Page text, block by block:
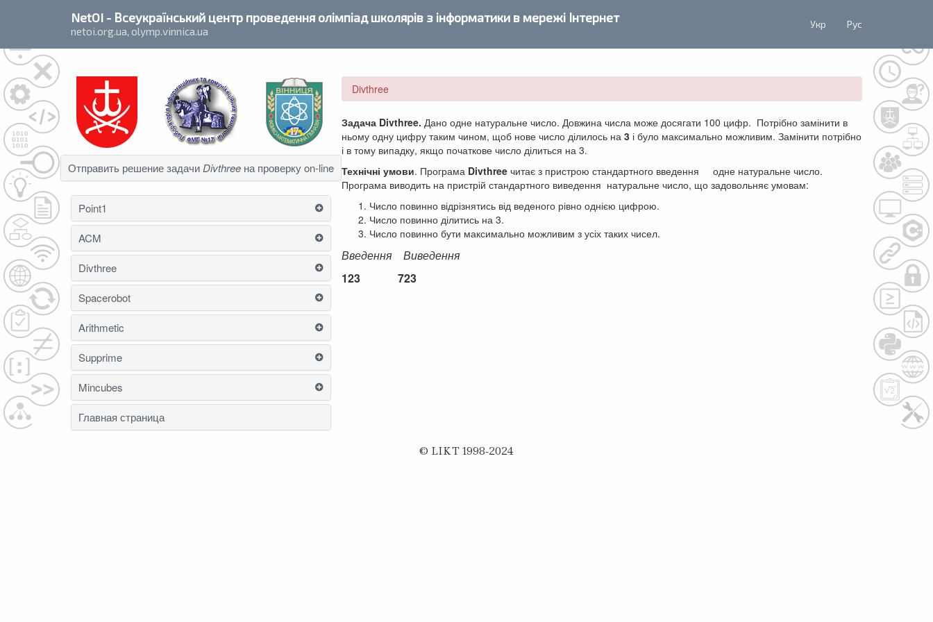
NetOI - Всеукраїнський центр проведення олімпіад школярів з інформатики в мережі Інтернет
netoi.org.ua, olymp.vinnica.ua
Укр Рус
Отправить решение задачи Divthree на проверку on-line
Point1
ACM
Divthree
Spacerobot
Arithmetic
Supprime
Mincubes
Главная страница
Divthree
Задача Divthree. Дано одне натуральне число. Довжина числа може досягати 100 цифр. Потрібно замінити в
ньому одну цифру таким чином, щоб нове число ділилось на 3 і було максимально можливим. Замінити потрібно
і в тому випадку, якщо початкове число ділиться на 3.
Технічні умови. Програма Divthree читає з пристрою стандартного введення одне натуральне число.
Програма виводить на пристрій стандартного виведення натуральне число, що задовольняє умовам:
Число повинно відрізнятись від веденого рівно однією цифрою.
Число повинно ділитись на 3.
Число повинно бути максимально можливим з усіх таких чисел.
Введення
Виведення
123
723
© LIKT 1998-2024